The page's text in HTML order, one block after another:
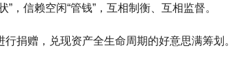
信赖空闲“管钱”，互相制衡、互相监督。
捐赠，兑现资产全生命周期的好意思满筹划。